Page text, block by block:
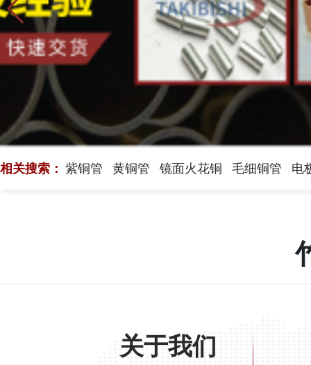
相关搜索： 紫铜管 黄铜管 镜面火花铜 毛细铜管 电
关于我们